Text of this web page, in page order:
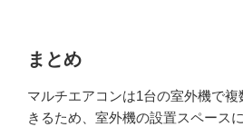
まとめ
マルチエアコンは1台の室外機で
きるため、室外機の設置スペース